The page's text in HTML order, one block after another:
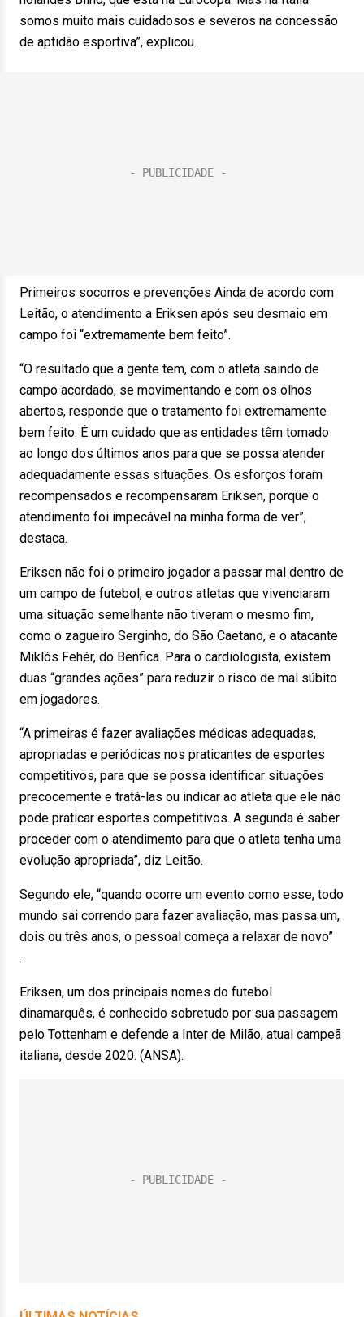
somos muito mais cuidadosos e severos na concessão
de aptidão esportiva”, explicou.
Primeiros socorros e prevenções Ainda de acordo com
Leitão, o atendimento a Eriksen após seu desmaio em
campo foi “extremamente bem feito”.
“O resultado que a gente tem, com o atleta saindo de
campo acordado, se movimentando e com os olhos
abertos, responde que o tratamento foi extremamente
bem feito. É um cuidado que as entidades têm tomado
ao longo dos últimos anos para que se possa atender
adequadamente essas situações. Os esforços foram
recompensados e recompensaram Eriksen, porque o
atendimento foi impecável na minha forma de ver”,
destaca.
Eriksen não foi o primeiro jogador a passar mal dentro de
um campo de futebol, e outros atletas que vivenciaram
uma situação semelhante não tiveram o mesmo fim,
como o zagueiro Serginho, do São Caetano, e o atacante
Miklós Fehér, do Benfica. Para o cardiologista, existem
duas “grandes ações” para reduzir o risco de mal súbito
em jogadores.
“A primeiras é fazer avaliações médicas adequadas,
apropriadas e periódicas nos praticantes de esportes
competitivos, para que se possa identificar situações
precocemente e tratá-las ou indicar ao atleta que ele não
pode praticar esportes competitivos. A segunda é saber
proceder com o atendimento para que o atleta tenha uma
evolução apropriada”, diz Leitão.
Segundo ele, “quando ocorre um evento como esse, todo
mundo sai correndo para fazer avaliação, mas passa um,
dois ou três anos, o pessoal começa a relaxar de novo”
.
Eriksen, um dos principais nomes do futebol
dinamarquês, é conhecido sobretudo por sua passagem
pelo Tottenham e defende a Inter de Milão, atual campeã
italiana, desde 2020. (ANSA).